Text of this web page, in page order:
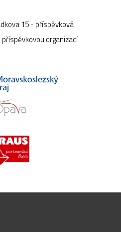
15 - příspěvková
organizací